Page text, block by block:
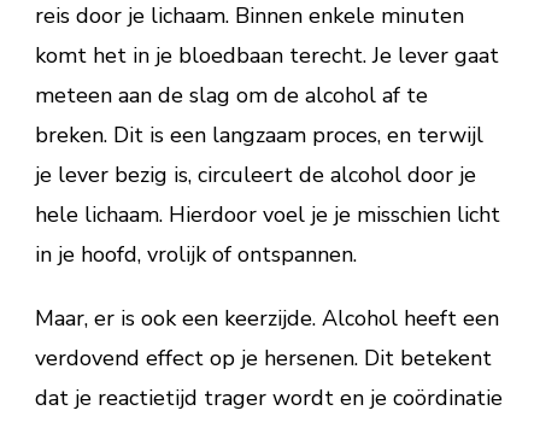
reis door je lichaam. Binnen enkele minuten
komt het in je bloedbaan terecht. Je lever gaat
meteen aan de slag om de alcohol af te
breken. Dit is een langzaam proces, en terwijl
je lever bezig is, circuleert de alcohol door je
hele lichaam. Hierdoor voel je je misschien licht
in je hoofd, vrolijk of ontspannen.
Maar, er is ook een keerzijde. Alcohol heeft een
verdovend effect op je hersenen. Dit betekent
dat je reactietijd trager wordt en je coördinatie